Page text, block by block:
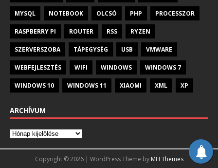
MYSQL NOTEBOOK OLCSÓ PHP PROCESSZOR
RASPBERRY PI ROUTER RSS RYZEN
SZERVERSZOBA TÁPEGYSÉG USB VMWARE
WEBFEJLESZTÉS WIFI WINDOWS WINDOWS 7
WINDOWS 10 WINDOWS 11 XIAOMI XML XP
ARCHÍVUM
Copyright © 2026 | WordPress Theme by MH Themes